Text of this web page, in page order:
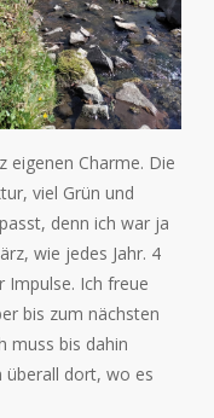
eigenen Charme. Die
viel Grün und
denn ich war ja
wie jedes Jahr. 4
Impulse. Ich freue
bis zum nächsten
muss bis dahin
überall dort, wo es